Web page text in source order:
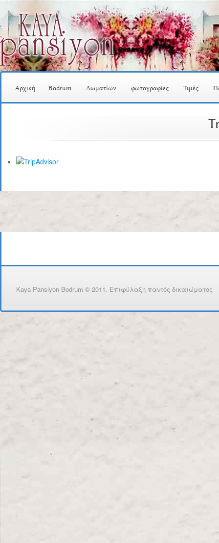
Αρχική Bodrum Δωματίων φωτογραφίες Τιμές
Kaya Pansiyon Bodrum © 2011. Επιφύλαξη παντός δικαιώματος